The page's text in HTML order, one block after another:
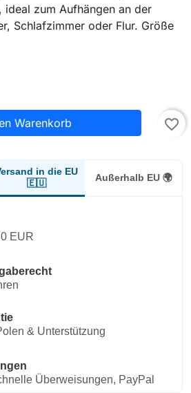
ideal zum Aufhängen an der
Schlafzimmer oder Flur. Größe
Warenkorb favorite_border
in die EU
🇪🇺
Außerhalb EU 🌍
EUR
& Unterstützung
Überweisungen, PayPal